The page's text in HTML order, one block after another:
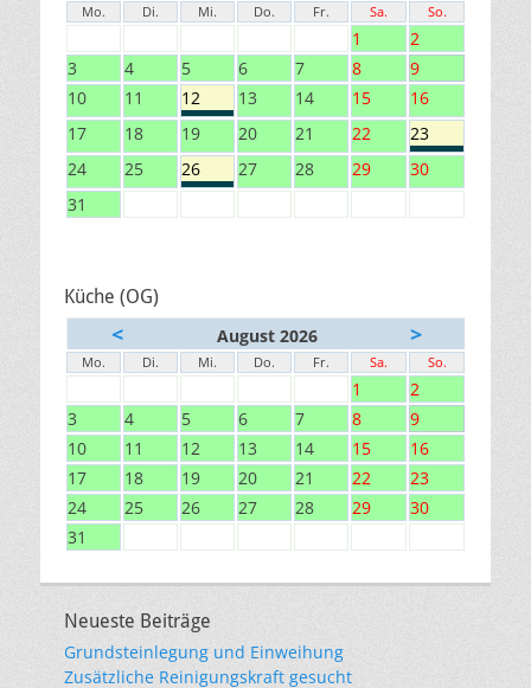
Mo. Di. Mi. Do. Fr. Sa. So.
1
2
3
4 5 6 7 8
9
10
11 12 13 14 15
16
17
18 19 20 21 22
23
24
25 26 27 28 29
30
31
Küche (OG)
< August 2026 >
Mo. Di. Mi. Do. Fr. Sa. So.
1
2
3
4 5 6 7 8
9
10
11 12 13 14 15
16
17
18 19 20 21 22
23
24
25 26 27 28 29
30
31
Neueste Beiträge
Grundsteinlegung und Einweihung
Zusätzliche Reinigungskraft gesucht